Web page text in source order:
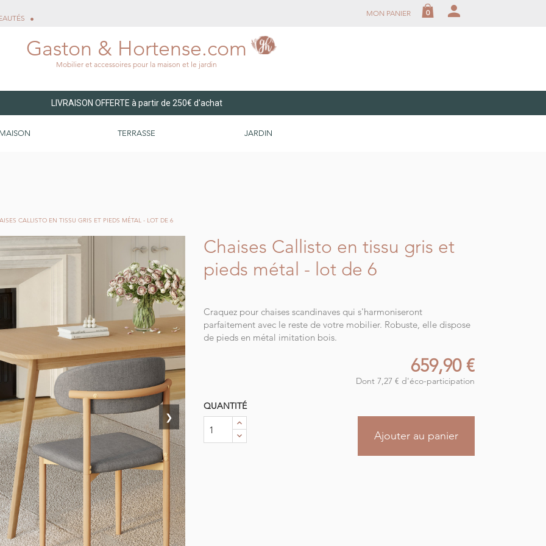
MON PANIER 0 person
Gaston & Hortense.com
Mobilier et accessoires pour la maison et le jardin
LIVRAISON OFFERTE à partir de 250€ d'achat
TERRASSE JARDIN
CALLISTO EN TISSU GRIS ET PIEDS MÉTAL - LOT DE 6
❯
Chaises Callisto en tissu gris et
pieds métal - lot de 6
Craquez pour chaises scandinaves qui s'harmoniseront
parfaitement avec le reste de votre mobilier. Robuste, elle dispose
de pieds en métal imitation bois.
659,90 €
Dont 7,27 € d'éco-participation
QUANTITÉ
Ajouter au panier